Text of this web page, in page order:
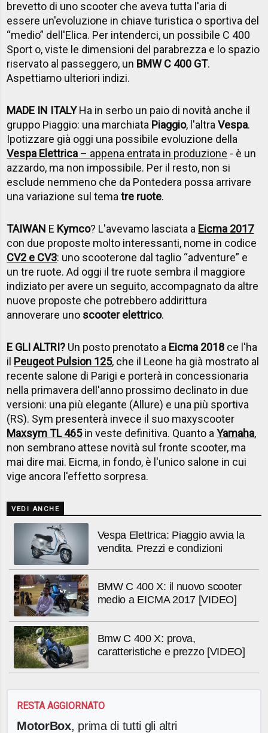
brevetto di uno scooter che aveva tutta l'aria di
essere un'evoluzione in chiave turistica o sportiva del
“medio” dell'Elica. Per intenderci, un possibile C 400
Sport o, viste le dimensioni del parabrezza e lo spazio
riservato al passeggero, un BMW C 400 GT.
Aspettiamo ulteriori indizi.
MADE IN ITALYHa in serbo un paio di novità anche il
gruppo Piaggio: una marchiata Piaggio, l'altraVespa.
Ipotizzare già oggi una possibile evoluzione della
Vespa Elettrica – appena entrata in produzione - è un
azzardo, ma non impossibile. Per il resto, non si
esclude nemmeno che da Pontedera possa arrivare
una variazione sul tematre ruote.
TAIWAN E Kymco? L'avevamo lasciata a Eicma 2017
con due proposte molto interessanti, nome in codice
CV2 e CV3: uno scooterone dal taglio “adventure” e
un tre ruote. Ad oggi il tre ruote sembra il maggiore
indiziato per avere un seguito, accompagnato da altre
nuove proposte che potrebbero addirittura
annoverare uno scooter elettrico.
E GLI ALTRI? Un posto prenotato a Eicma 2018 ce l'ha
il Peugeot Pulsion 125, che il Leone ha già mostrato al
recente salone di Parigi e porterà in concessionaria
nella primavera dell'anno prossimo declinato in due
versioni: una più elegante (Allure) e una più sportiva
(RS). Sym presenterà invece il suo maxyscooter
Maxsym TL 465in veste definitiva. Quanto aYamaha,
non sembrano attese novità sul fronte scooter, ma
mai dire mai. Eicma, in fondo, è l'unico salone in cui
vige ancora l'effetto sorpresa.
VEDI ANCHE
Vespa Elettrica: Piaggio avvia la
vendita. Prezzi e condizioni
BMW C 400 X: il nuovo scooter
medio a EICMA 2017 [VIDEO]
Bmw C 400 X: prova,
caratteristiche e prezzo [VIDEO]
RESTA AGGIORNATO
MotorBox, prima di tutti gli altri